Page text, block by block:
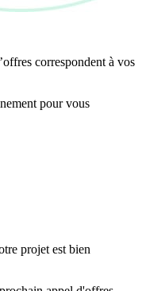
correspondent à vos
pour vous
projet est bien